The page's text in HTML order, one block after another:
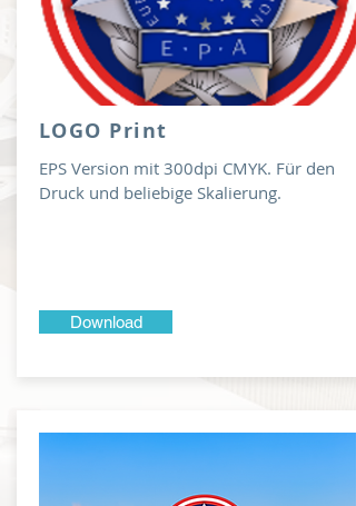
LOGO Print
EPS Version mit 300dpi CMYK. Für den
Druck und beliebige Skalierung.
Download